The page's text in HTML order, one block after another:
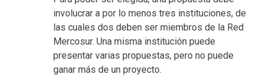
involucrar a por lo menos tres instituciones, de
las cuales dos deben ser miembros de la Red
Mercosur. Una misma institución puede
presentar varias propuestas, pero no puede
ganar más de un proyecto.